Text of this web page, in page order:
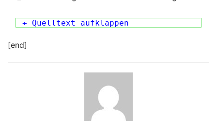
+ Quelltext aufklappen
[end]